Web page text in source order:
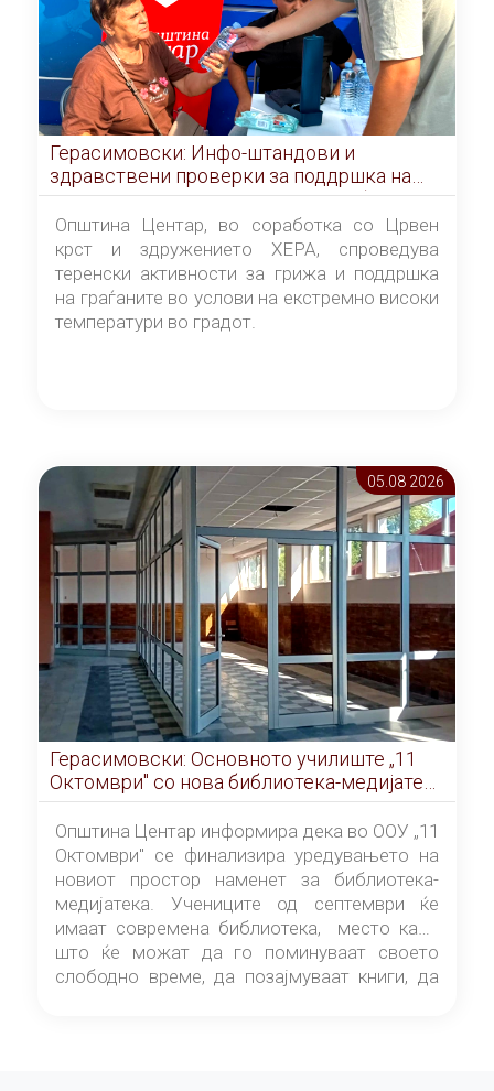
Герасимовски: Инфо-штандови и
здравствени проверки за поддршка на
граѓаните во услови на топлотен бран
Општина Центар, во соработка со Црвен
крст и здружението ХЕРА, спроведува
теренски активности за грижа и поддршка
на граѓаните во услови на екстремно високи
температури во градот.
05.08 2026
Герасимовски: Основното училиште „11
Октомври" со нова библиотека-медијатека
од септември
Општина Центар информира дека во ООУ „11
Октомври" се финализира уредувањето на
новиот простор наменет за библиотека-
медијатека. Учениците од септември ќе
имаат современа библиотека, место каде
што ќе можат да го поминуваат своето
слободно време, да позајмуваат книги, да